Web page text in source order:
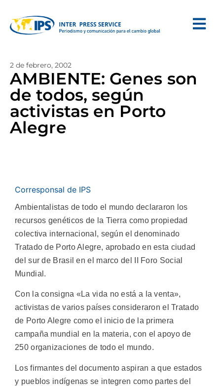
2 de febrero, 2002
AMBIENTE: Genes son
de todos, según
activistas en Porto
Alegre
Corresponsal de IPS
Ambientalistas de todo el mundo declararon los
recursos genéticos de la Tierra como propiedad
colectiva internacional, según el denominado
Tratado de Porto Alegre, aprobado en esta ciudad
del sur de Brasil en el marco del II Foro Social
Mundial.
Con la consigna «La vida no está a la venta»,
activistas de varios países consideraron el Tratado
de Porto Alegre como el inicio de la primera
campaña mundial en la materia, con el apoyo de
250 organizaciones de todo el mundo.
Los firmantes del documento aspiran a que estados
y pueblos indígenas se integren como partes del